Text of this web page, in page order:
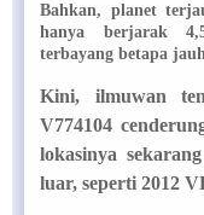
Bahkan, planet
hanya berjarak
terbayang betapa
Kini, ilmuwan
V774104
lokasinya
luar, seperti 2012